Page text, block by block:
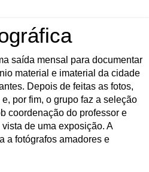
saída mensal para documentar
material e imaterial da cidade
Depois de feitas as fotos,
por fim, o grupo faz a seleção
coordenação do professor e
de uma exposição. A
a fotógrafos amadores e